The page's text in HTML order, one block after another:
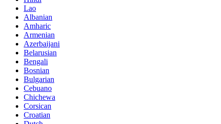
Lao
Albanian
Amharic
Armenian
Azerbaijani
Belarusian
Bengali
Bosnian
Bulgarian
Cebuano
Chichewa
Corsican
Croatian